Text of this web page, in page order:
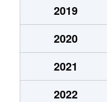
2019
2020
2021
2022